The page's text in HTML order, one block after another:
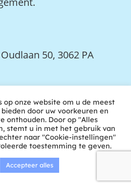
50, 3062 PA
ook actief op LinkedIn
door tweekoppig
op onze website om u de meest
door uw voorkeuren en
onthouden. Door op "Alles
stemt u in met het gebruik van
naar "Cookie-instellingen"
toestemming te geven.
Accepteer alles